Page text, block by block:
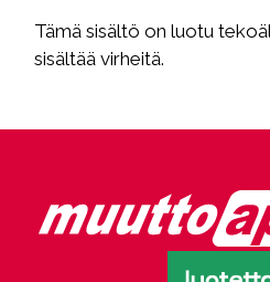
Tämä sisältö on luotu
sisältää virheitä.